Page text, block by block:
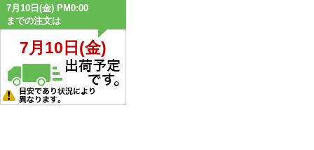
7月10日(金) PM0:00
までの注文は
7月10日(金)